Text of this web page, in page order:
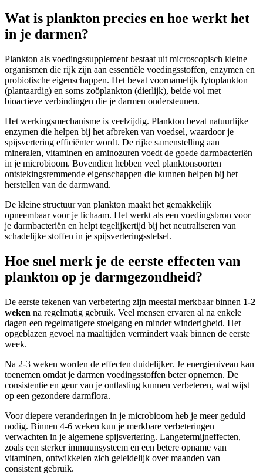
Wat is plankton precies en hoe werkt het
in je darmen?
Plankton als voedingssupplement bestaat uit microscopisch kleine
organismen die rijk zijn aan essentiële voedingsstoffen, enzymen en
probiotische eigenschappen. Het bevat voornamelijk fytoplankton
(plantaardig) en soms zoöplankton (dierlijk), beide vol met
bioactieve verbindingen die je darmen ondersteunen.
Het werkingsmechanisme is veelzijdig. Plankton bevat natuurlijke
enzymen die helpen bij het afbreken van voedsel, waardoor je
spijsvertering efficiënter wordt. De rijke samenstelling aan
mineralen, vitaminen en aminozuren voedt de goede darmbacteriën
in je microbioom. Bovendien hebben veel planktonsoorten
ontstekingsremmende eigenschappen die kunnen helpen bij het
herstellen van de darmwand.
De kleine structuur van plankton maakt het gemakkelijk
opneembaar voor je lichaam. Het werkt als een voedingsbron voor
je darmbacteriën en helpt tegelijkertijd bij het neutraliseren van
schadelijke stoffen in je spijsverteringsstelsel.
Hoe snel merk je de eerste effecten van
plankton op je darmgezondheid?
De eerste tekenen van verbetering zijn meestal merkbaar binnen 1-2
weken na regelmatig gebruik. Veel mensen ervaren al na enkele
dagen een regelmatigere stoelgang en minder winderigheid. Het
opgeblazen gevoel na maaltijden vermindert vaak binnen de eerste
week.
Na 2-3 weken worden de effecten duidelijker. Je energieniveau kan
toenemen omdat je darmen voedingsstoffen beter opnemen. De
consistentie en geur van je ontlasting kunnen verbeteren, wat wijst
op een gezondere darmflora.
Voor diepere veranderingen in je microbioom heb je meer geduld
nodig. Binnen 4-6 weken kun je merkbare verbeteringen
verwachten in je algemene spijsvertering. Langetermijneffecten,
zoals een sterker immuunsysteem en een betere opname van
vitaminen, ontwikkelen zich geleidelijk over maanden van
consistent gebruik.